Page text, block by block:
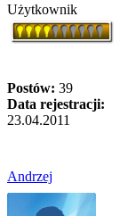
Użytkownik
Postów: 39
Data rejestracji:
23.04.2011
Andrzej